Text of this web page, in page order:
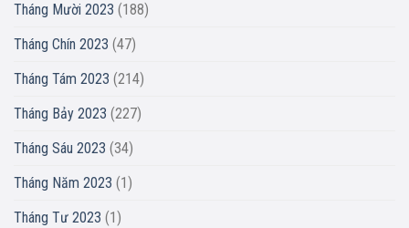
Tháng Mười 2023 (188)
Tháng Chín 2023 (47)
Tháng Tám 2023 (214)
Tháng Bảy 2023 (227)
Tháng Sáu 2023 (34)
Tháng Năm 2023 (1)
Tháng Tư 2023 (1)